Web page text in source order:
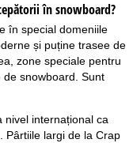
în snowboard?
în special domeniile
și puține trasee de
zone speciale pentru
snowboard. Sunt
nivel internațional ca
Pârtiile largi de la Crap